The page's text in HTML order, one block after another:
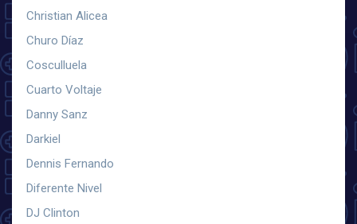
Christian Alicea
Churo Díaz
Cosculluela
Cuarto Voltaje
Danny Sanz
Darkiel
Dennis Fernando
Diferente Nivel
DJ Clinton